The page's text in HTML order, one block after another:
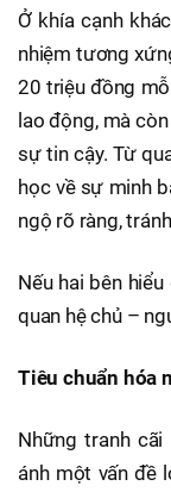
Ở khía cạnh
nhiệm tương
20 triệu đồng
lao động, mà
sự tin cậy. Từ
học về sự minh
ngộ rõ ràng,
Nếu hai bên
quan hệ chủ –
Tiêu chuẩn hóa
Những tranh cãi
ánh một vấn đề